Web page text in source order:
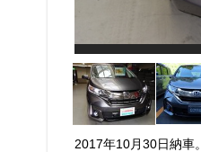
2017年10月30日納車。